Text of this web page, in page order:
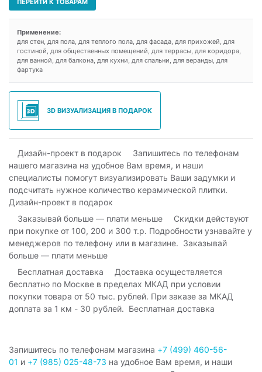
ПЕРЕЙТИ К ТОВАРАМ
Применение:
для стен, для пола, для теплого пола, для фасада, для прихожей, для
гостиной, для общественных помещений, для террасы, для коридора,
для ванной, для балкона, для кухни, для спальни, для веранды, для
Дизайн-проект в подарок
Заказывай больше — плати меньше
Бесплатная доставка
Запишитесь по телефонам магазина
и+7 (985) 025-48-73
на удобное Вам время, и наши
специалисты помогут визуализировать Ваши задумки и
подсчитать нужное количество керамической плитки.
изысканность вашего интерьера. Отделочный материал
серии, выполненный «под натуральный мрамор», подойдет
для облицовки пола и стен. Цветовая гамма из белого и